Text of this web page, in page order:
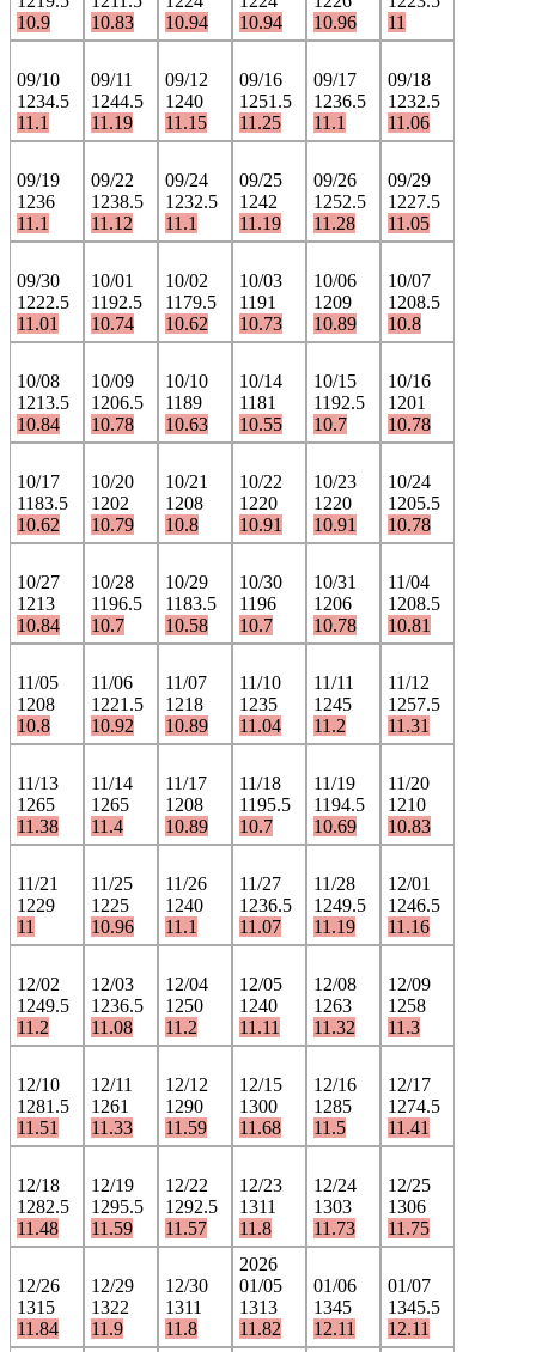
10.9
10.83
10.94
10.94
10.96
11
09/10
1234.5
11.1
09/11
1244.5
11.19
09/12
1240
11.15
09/16
1251.5
11.25
09/17
1236.5
11.1
09/18
1232.5
11.06
09/19
1236
11.1
09/22
1238.5
11.12
09/24
1232.5
11.1
09/25
1242
11.19
09/26
1252.5
11.28
09/29
1227.5
11.05
09/30
1222.5
11.01
10/01
1192.5
10.74
10/02
1179.5
10.62
10/03
1191
10.73
10/06
1209
10.89
10/07
1208.5
10.8
10/08
1213.5
10.84
10/09
1206.5
10.78
10/10
1189
10.63
10/14
1181
10.55
10/15
1192.5
10.7
10/16
1201
10.78
10/17
1183.5
10.62
10/20
1202
10.79
10/21
1208
10.8
10/22
1220
10.91
10/23
1220
10.91
10/24
1205.5
10.78
10/27
1213
10.84
10/28
1196.5
10.7
10/29
1183.5
10.58
10/30
1196
10.7
10/31
1206
10.78
11/04
1208.5
10.81
11/05
1208
10.8
11/06
1221.5
10.92
11/07
1218
10.89
11/10
1235
11.04
11/11
1245
11.2
11/12
1257.5
11.31
11/13
1265
11.38
11/14
1265
11.4
11/17
1208
10.89
11/18
1195.5
10.7
11/19
1194.5
10.69
11/20
1210
10.83
11/21
1229
11
11/25
1225
10.96
11/26
1240
11.1
11/27
1236.5
11.07
11/28
1249.5
11.19
12/01
1246.5
11.16
12/02
1249.5
11.2
12/03
1236.5
11.08
12/04
1250
11.2
12/05
1240
11.11
12/08
1263
11.32
12/09
1258
11.3
12/10
1281.5
11.51
12/11
1261
11.33
12/12
1290
11.59
12/15
1300
11.68
12/16
1285
11.5
12/17
1274.5
11.41
12/18
1282.5
11.48
12/19
1295.5
11.59
12/22
1292.5
11.57
12/23
1311
11.8
12/24
1303
11.73
12/25
1306
11.75
12/26
1315
11.84
12/29
1322
11.9
12/30
1311
11.8
2026
01/05
1313
11.82
01/06
1345
12.11
01/07
1345.5
12.11